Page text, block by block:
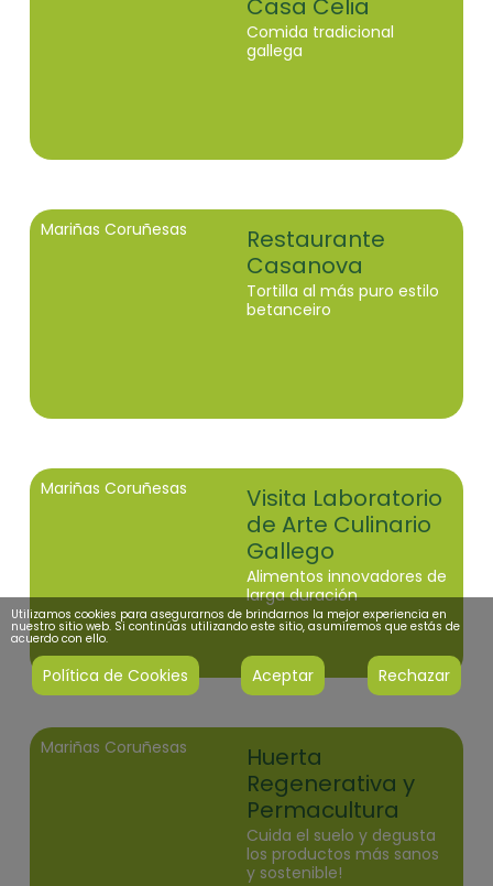
Casa Celia
Comida tradicional
gallega
Mariñas Coruñesas
Restaurante
Casanova
Tortilla al más puro estilo
betanceiro
Mariñas Coruñesas
Visita Laboratorio
de Arte Culinario
Gallego
Alimentos innovadores de
larga duración
Mariñas Coruñesas
Huerta
Regenerativa y
Permacultura
Cuida el suelo y degusta
los productos más sanos
y sostenible!
Utilizamos cookies para asegurarnos de brindarnos la mejor experiencia en
nuestro sitio web. Si continúas utilizando este sitio, asumiremos que estás de
acuerdo con ello.
Política de Cookies Aceptar Rechazar